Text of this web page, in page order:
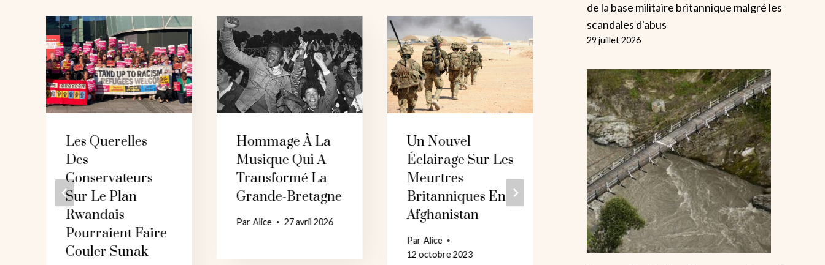
Les Querelles
Des
Conservateurs
Sur Le Plan
Rwandais
Pourraient Faire
Couler Sunak
Hommage À La
Musique Qui A
Transformé La
Grande-Bretagne
ParAlice 27 avril 2026
Un Nouvel
Éclairage Sur Les
Meurtres
Britanniques En
Afghanistan
ParAlice
12 octobre 2023
Lettres : Nous
Devons Éliminer
Définitivement
Le Racisme Et Le
Sexisme Du
Football
Les
Syndicaux
Soutiennent
Marche De
L’alliance
Ensemble
L’extrême
de la base militaire britannique malgré les
scandales d'abus
29 juillet 2026